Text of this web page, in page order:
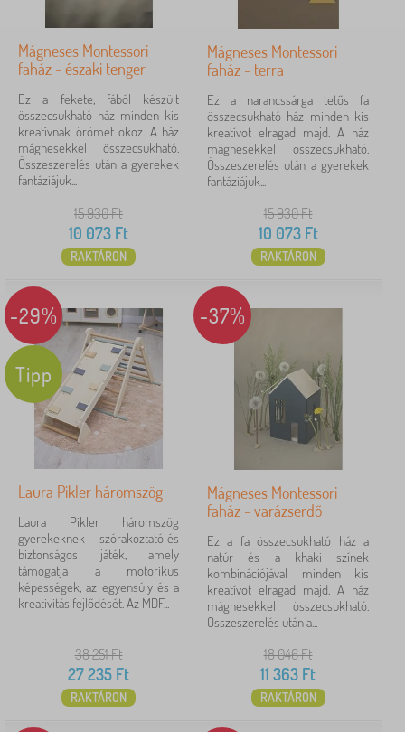
szenzoros észlelés
4
matematika (számolás)
3
több
megjelenítése
>
Méret
S 1
Faj montessori
játékok
támogatás
2
Ár
3 025 Ft
74 808 Ft
Szűrés
Elérhetőség
Ajánlat típusa
Mágneses Montessori
faház - északi tenger
Ez a fekete, fából készült
összecsukható ház minden kis
kreatívnak örömet okoz. A ház
mágnesekkel összecsukható.
Összeszerelés után a gyerekek
fantáziájuk...
15 930Ft
10 073 Ft
RAKTÁRON
Mágneses Montessori
faház - terra
Ez a narancssárga tetős fa
összecsukható ház minden kis
kreatívot elragad majd. A ház
mágnesekkel összecsukható.
Összeszerelés után a gyerekek
fantáziájuk...
15 930Ft
10 073Ft
RAKTÁRON
-29%
Tipp
Laura Pikler háromszög
Laura Pikler háromszög
gyerekeknek – szórakoztató és
biztonságos játék, amely
támogatja a motorikus
képességek, az egyensúly és a
kreativitás fejlődését. Az MDF...
38 251Ft
27 235 Ft
RAKTÁRON
-37%
Mágneses Montessori
faház - varázserdő
Ez a fa összecsukható ház a
natúr és a khaki színek
kombinációjával minden kis
kreatívot elragad majd. A ház
mágnesekkel összecsukható.
Összeszerelés után a...
18 046Ft
11 363 Ft
RAKTÁRON